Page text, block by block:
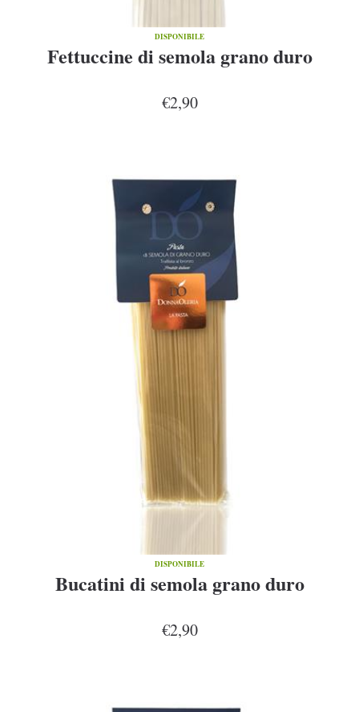
DISPONIBILE
Fettuccine di semola grano duro
€2,90
DISPONIBILE
Bucatini di semola grano duro
€2,90